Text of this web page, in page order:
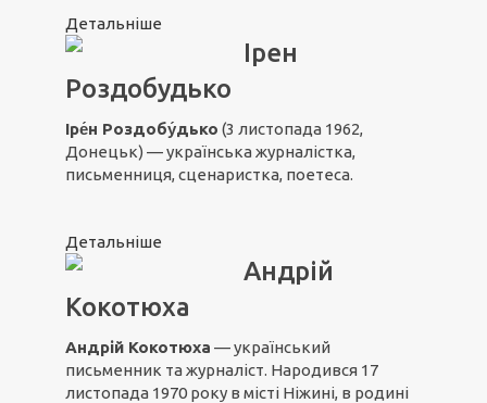
Детальніше
Ірен
Роздобудько
Іре́н Роздобу́дько (3 листопада 1962,
Донецьк) — українська журналістка,
письменниця, сценаристка, поетеса.
Детальніше
Андрій
Кокотюха
Андрій Кокотюха — український
письменник та журналіст. Народився 17
листопада 1970 року в місті Ніжині, в родині